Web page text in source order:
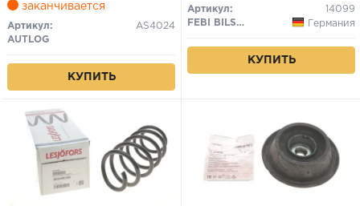
заканчивается
Артикул:
AS4024
AUTLOG
КУПИТЬ
Артикул:
14099
FEBI BILSTEIN
Германия
КУПИТЬ